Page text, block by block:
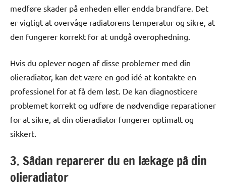
medføre skader på enheden eller endda brandfare. Det
er vigtigt at overvåge radiatorens temperatur og sikre, at
den fungerer korrekt for at undgå overophedning.
Hvis du oplever nogen af disse problemer med din
olieradiator, kan det være en god idé at kontakte en
professionel for at få dem løst. De kan diagnosticere
problemet korrekt og udføre de nødvendige reparationer
for at sikre, at din olieradiator fungerer optimalt og
sikkert.
3. Sådan reparerer du en lækage på din
olieradiator